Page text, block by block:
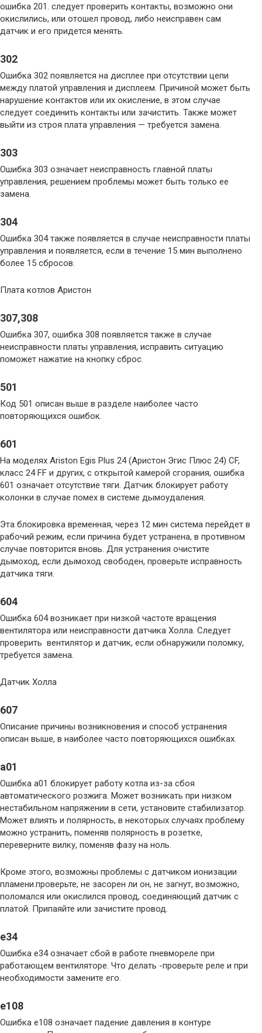
ошибка 201. следует проверить контакты, возможно они
окислились, или отошел провод, либо неисправен сам
датчик и его придется менять.
302
Ошибка 302 появляется на дисплее при отсутствии цепи
между платой управления и дисплеем. Причиной может быть
нарушение контактов или их окисление, в этом случае
следует соединить контакты или зачистить. Также может
выйти из строя плата управления — требуется замена.
303
Ошибка 303 означает неисправность главной платы
управления, решением проблемы может быть только ее
замена.
304
Ошибка 304 также появляется в случае неисправности платы
управления и появляется, если в течение 15 мин выполнено
более 15 сбросов.
Плата котлов Аристон
307,308
Ошибка 307, ошибка 308 появляется также в случае
неисправности платы управления, исправить ситуацию
поможет нажатие на кнопку сброс.
501
Код 501 описан выше в разделе наиболее часто
повторяющихся ошибок.
601
На моделях Ariston Egis Plus 24 (Аристон Эгис Плюс 24) CF,
класс 24 FF и других, с открытой камерой сгорания, ошибка
601 означает отсутствие тяги. Датчик блокирует работу
колонки в случае помех в системе дымоудаления.
Эта блокировка временная, через 12 мин система перейдет в
рабочий режим, если причина будет устранена, в противном
случае повторится вновь. Для устранения очистите
дымоход, если дымоход свободен, проверьте исправность
датчика тяги.
604
Ошибка 604 возникает при низкой частоте вращения
вентилятора или неисправности датчика Холла. Следует
проверить вентилятор и датчик, если обнаружили поломку,
требуется замена.
Датчик Холла
607
Описание причины возникновения и способ устранения
описан выше, в наиболее часто повторяющихся ошибках.
a01
Ошибка а01 блокирует работу котла из-за сбоя
автоматического розжига. Может возникать при низком
нестабильном напряжении в сети, установите стабилизатор.
Может влиять и полярность, в некоторых случаях проблему
можно устранить, поменяв полярность в розетке,
переверните вилку, поменяв фазу на ноль.
Кроме этого, возможны проблемы с датчиком ионизации
пламени.проверьте, не засорен ли он, не загнут, возможно,
поломался или окислился провод, соединяющий датчик с
платой. Припаяйте или зачистите провод.
e34
Ошибка е34 означает сбой в работе пневмореле при
работающем вентиляторе. Что делать -проверьте реле и при
необходимости замените его.
e108
Ошибка е108 означает падение давления в контуре